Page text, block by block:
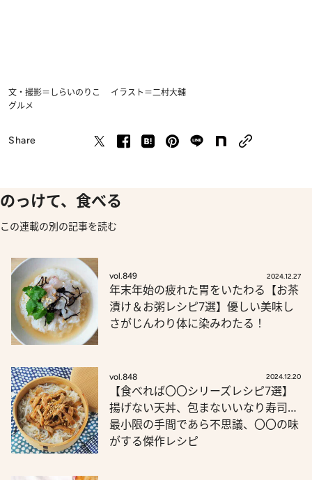
文・撮影＝しらいのりこ イラスト＝二村大輔
グルメ
Share
のっけて、食べる
この連載の別の記事を読む
vol.849 2024.12.27
年末年始の疲れた胃をいたわる【お茶
漬け＆お粥レシピ7選】優しい美味し
さがじんわり体に染みわたる！
vol.848 2024.12.20
【食べれば〇〇シリーズレシピ7選】
揚げない天丼、包まないいなり寿司…
最小限の手間であら不思議、〇〇の味
がする傑作レシピ